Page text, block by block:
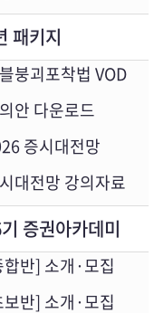
패키지
붕괴포착법 VOD
안 다운로드
증시대전망
대전망 강의자료
증권아카데미
반] 소개·모집
반] 소개·모집